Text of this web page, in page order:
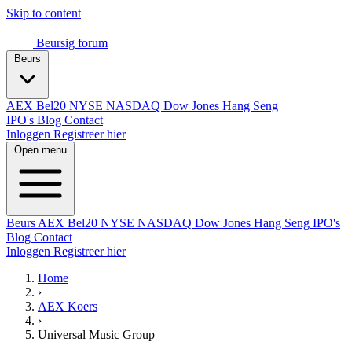
Skip to content
Beursig forum
AEX Bel20 NYSE NASDAQ Dow Jones Hang Seng
IPO's Blog Contact
Inloggen Registreer hier
Open menu
Beurs AEX Bel20 NYSE NASDAQ Dow Jones Hang Seng IPO's
Blog Contact
Inloggen Registreer hier
Home
›
AEX Koers
›
Universal Music Group